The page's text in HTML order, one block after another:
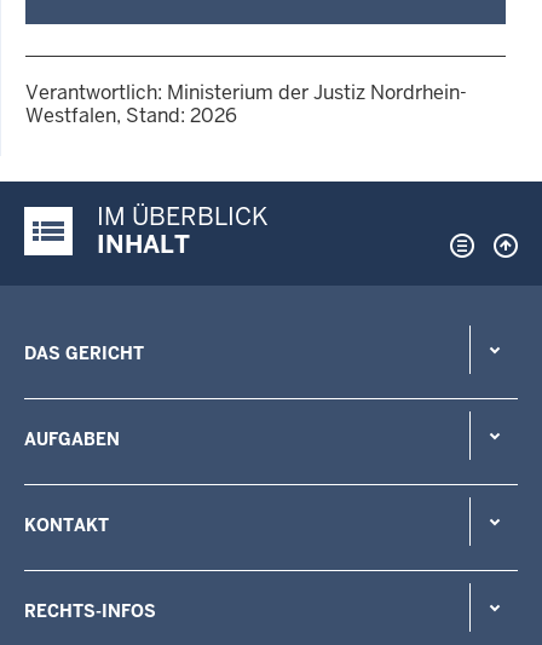
Verantwortlich: Ministerium der Justiz Nordrhein-
Westfalen, Stand: 2026
Justiz-Portal im Überblick:
IM ÜBERBLICK
INHALT
DAS GERICHT
AUFGABEN
KONTAKT
RECHTS-INFOS